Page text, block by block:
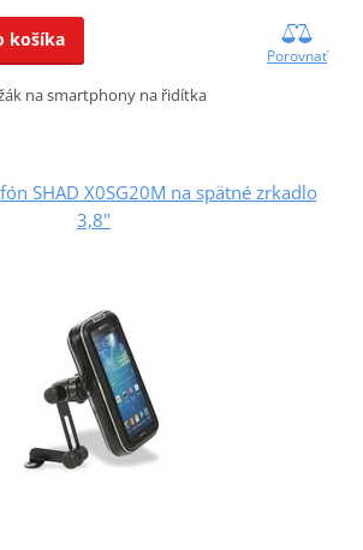
košíka
Porovnať
na smartphony na řidítka
SHAD X0SG20M na spätné zrkadlo
3,8"